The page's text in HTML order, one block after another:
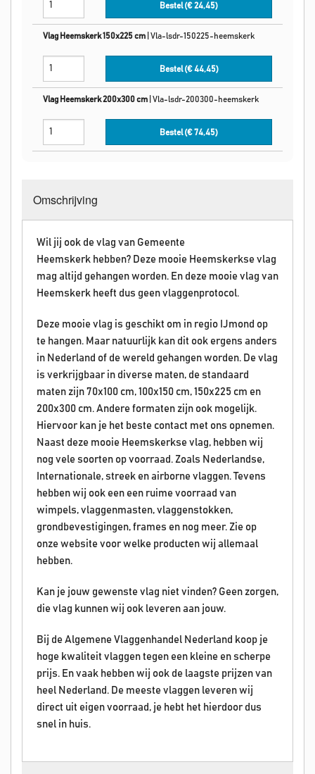
Bestel (€24,45)
Vlag Heemskerk 150x225 cm Vla-lsdr-150225-heemskerk
Bestel (€44,45)
Vlag Heemskerk 200x300 cm Vla-lsdr-200300-heemskerk
Bestel (€74,45)
Omschrijving
Wil jij ook de vlag van Gemeente
Heemskerk hebben? Deze mooie Heemskerkse vlag
mag altijd gehangen worden. En deze mooie vlag van
Heemskerk heeft dus geen vlaggenprotocol.
Deze mooie vlag is geschikt om in regio IJmond op
te hangen. Maar natuurlijk kan dit ook ergens anders
in Nederland of de wereld gehangen worden. De vlag
is verkrijgbaar in diverse maten, de standaard
maten zijn 70x100 cm, 100x150 cm, 150x225 cm en
200x300 cm. Andere formaten zijn ook mogelijk.
Hiervoor kan je het beste contact met ons opnemen.
Naast deze mooie Heemskerkse vlag, hebben wij
nog vele soorten op voorraad. Zoals Nederlandse,
Internationale, streek en airborne vlaggen. Tevens
hebben wij ook een een ruime voorraad van
wimpels, vlaggenmasten, vlaggenstokken,
grondbevestigingen, frames en nog meer. Zie op
onze website voor welke producten wij allemaal
hebben.
Kan je jouw gewenste vlag niet vinden? Geen zorgen,
die vlag kunnen wij ook leveren aan jouw.
Bij de Algemene Vlaggenhandel Nederland koop je
hoge kwaliteit vlaggen tegen een kleine en scherpe
prijs. En vaak hebben wij ook de laagste prijzen van
heel Nederland. De meeste vlaggen leveren wij
direct uit eigen voorraad, je hebt het hierdoor dus
snel in huis.